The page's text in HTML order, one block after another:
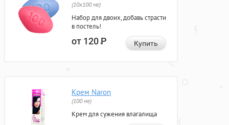
(10х100 мг)
Набор для двоих, добавь страсти
в постель!
от 120Р Купить
Крем Naron
(100 мг)
Крем для сужения влагалища